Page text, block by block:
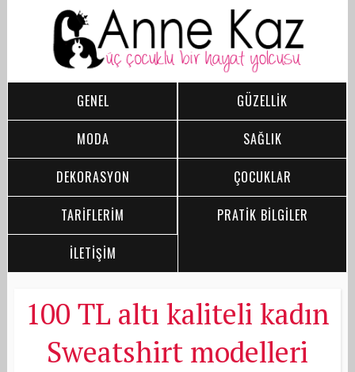
GENEL
GÜZELLİK
MODA
SAĞLIK
DEKORASYON
ÇOCUKLAR
TARİFLERİM
PRATİK BİLGİLER
İLETİŞİM
100 TL altı kaliteli kadın
Sweatshirt modelleri